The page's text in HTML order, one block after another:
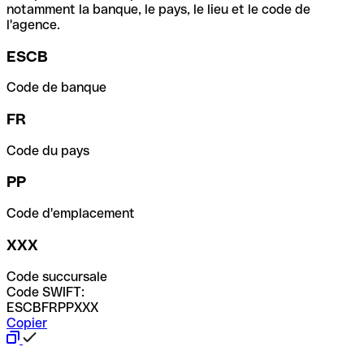
notamment la banque, le pays, le lieu et le code de
l'agence.
ESCB
Code de banque
FR
Code du pays
PP
Code d'emplacement
XXX
Code succursale
Code SWIFT:
ESCBFRPPXXX
Copier